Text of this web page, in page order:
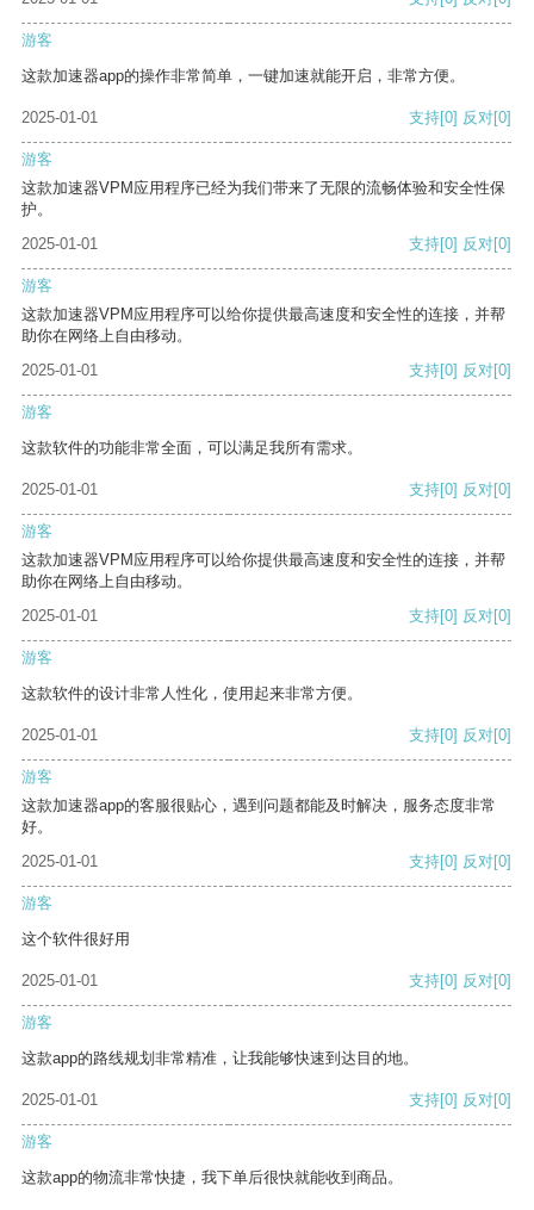
游客
这款加速器app的操作非常简单，一键加速就能开启，非常方便。
2025-01-01 支持[0] 反对[0]
游客
这款加速器VPM应用程序已经为我们带来了无限的流畅体验和安全性保
护。
2025-01-01
支持[0] 反对[0]
游客
这款加速器VPM应用程序可以给你提供最高速度和安全性的连接，并帮
助你在网络上自由移动。
2025-01-01
支持[0] 反对[0]
游客
这款软件的功能非常全面，可以满足我所有需求。
2025-01-01 支持[0] 反对[0]
游客
这款加速器VPM应用程序可以给你提供最高速度和安全性的连接，并帮
助你在网络上自由移动。
2025-01-01
支持[0] 反对[0]
游客
这款软件的设计非常人性化，使用起来非常方便。
2025-01-01 支持[0] 反对[0]
游客
这款加速器app的客服很贴心，遇到问题都能及时解决，服务态度非常
好。
2025-01-01
支持[0] 反对[0]
游客
这个软件很好用
2025-01-01 支持[0] 反对[0]
游客
这款app的路线规划非常精准，让我能够快速到达目的地。
2025-01-01 支持[0] 反对[0]
游客
这款app的物流非常快捷，我下单后很快就能收到商品。